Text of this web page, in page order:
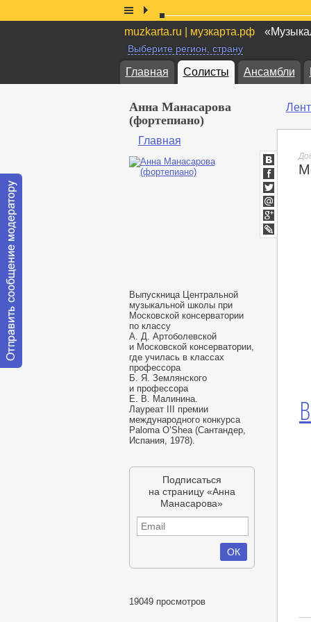
muzkarta.ru | музкарта.рф
Выберите регион, страну
Главная Солисты Ансамбли
Анна Манасарова
(фортепиано)
Главная
Выпускница Центральной
музыкальной школы при
Московской консерватории
по классу
А. Д. Артоболевской
и Московской консерватории,
где училась в классах
профессора
Б. Я. Землянского
и профессора
Е. В. Малинина.
Лауреат III премии
международного конкурса
Paloma O’Shea (Сантандер,
Испания, 1978).
Подписаться
на страницу «Анна
Манасарова»
19049 просмотров
Facebook
Twitter
Мой
Мир
Google+
lj